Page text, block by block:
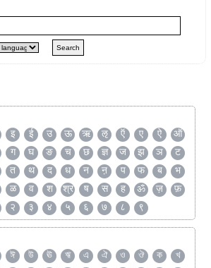
इ ई उ ऊ ऋ ऌ ऍ ए ऐ
ऑ
ग घ ङ च छ ज्ञ ज झ ञ
ट
त थ द ध न ऩ प फ ब
भ
ळ व श श्र ष स ह ॐ ज़
फ़
२ ३ ४ ५ ६ ७ ८ ९
ঈ উ ঊ ঋ এ ঐ ও ঔ ক
খ